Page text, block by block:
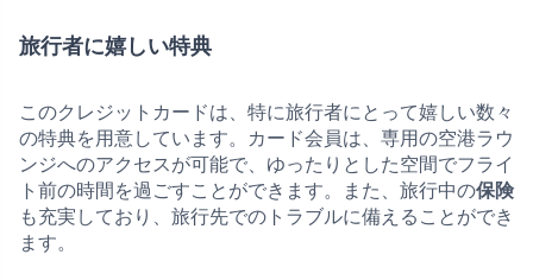
旅行者に嬉しい特典
このクレジットカードは、特に旅行者にとって嬉しい数々
の特典を用意しています。カード会員は、専用の空港ラウ
ンジへのアクセスが可能で、ゆったりとした空間でフライ
ト前の時間を過ごすことができます。また、旅行中の保険
も充実しており、旅行先でのトラブルに備えることができ
ます。